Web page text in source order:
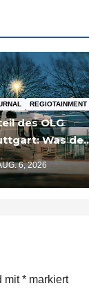
REGIOTAINMENT
des OLG
Was der
um die
von
6, 2026
mit* markiert